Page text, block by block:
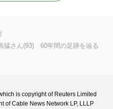
猛さん(93) 60年間の足跡を辿る
is copyright of Reuters Limited
of Cable News Network LP, LLLP